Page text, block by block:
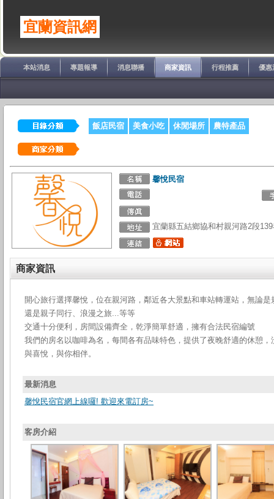
宜蘭資訊網
本站消息 專題報導 消息聯播 商家資訊 行程推薦 優惠
飯店民宿 美食小吃 休閒場所 農特產品
馨悅民宿
宜蘭縣五結鄉協和村親河路2段
商家資訊
開心旅行選擇馨悅，位在親河路，鄰近各大景點和車站轉運站，無論
還是親子同行、浪漫之旅...等等
交通十分便利，房間設備齊全，乾淨簡單舒適，擁有合法民宿編號
我們的房名以咖啡為名，每間各有品味特色，提供了夜晚舒適的休憩
與喜悅，與你相伴。
最新消息
馨悅民宿官網上線囉! ​歡迎來電訂房~
客房介紹